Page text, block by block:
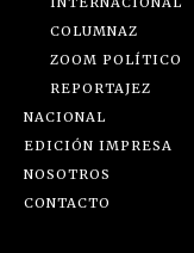
COLUMNAZ
ZOOM POLÍTICO
REPORTAJEZ
NACIONAL
EDICIÓN IMPRESA
NOSOTROS
CONTACTO